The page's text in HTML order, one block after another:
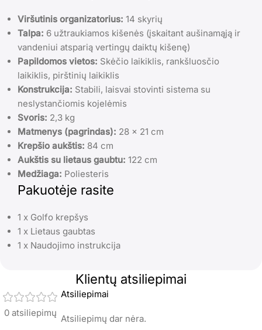
Viršutinis organizatorius: 14 skyrių
Talpa: 6 užtraukiamos kišenės (įskaitant aušinamąją ir
vandeniui atsparią vertingų daiktų kišenę)
Papildomos vietos: Skėčio laikiklis, rankšluosčio
laikiklis, pirštinių laikiklis
Konstrukcija: Stabili, laisvai stovinti sistema su
neslystančiomis kojelėmis
Svoris: 2,3 kg
Matmenys (pagrindas): 28 x 21 cm
Krepšio aukštis: 84 cm
Aukštis su lietaus gaubtu: 122 cm
Medžiaga: Poliesteris
Pakuotėje rasite
1 x Golfo krepšys
1 x Lietaus gaubtas
1 x Naudojimo instrukcija
Klientų atsiliepimai
0 atsiliepimų
Atsiliepimai
Atsiliepimų dar nėra.